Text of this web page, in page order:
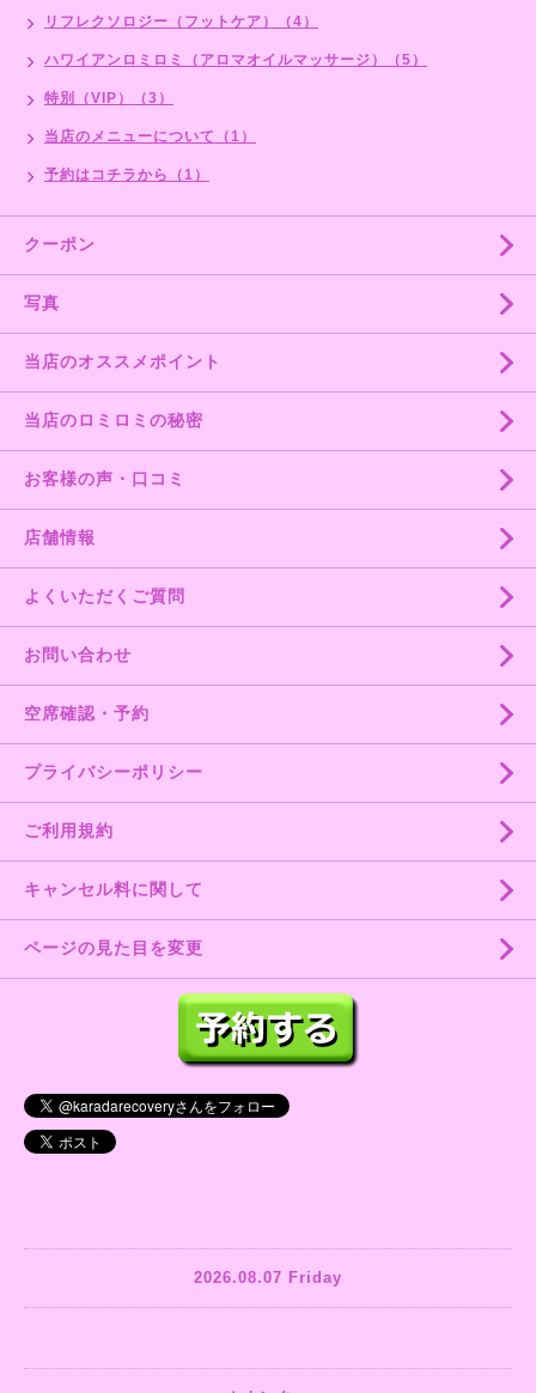
リフレクソロジー（フットケア）（4）
ハワイアンロミロミ（アロマオイルマッサージ）（5）
特別（VIP）（3）
当店のメニューについて（1）
予約はコチラから（1）
クーポン
写真
当店のオススメポイント
当店のロミロミの秘密
お客様の声・口コミ
店舗情報
よくいただくご質問
お問い合わせ
空席確認・予約
プライバシーポリシー
ご利用規約
キャンセル料に関して
ページの見た目を変更
2026.08.07 Friday